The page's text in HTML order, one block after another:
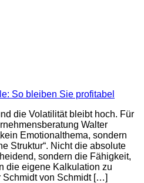
So bleiben Sie profitabel
die Volatilität bleibt hoch. Für
Walter
Emotionalthema, sondern
Struktur“. Nicht die absolute
sondern die Fähigkeit,
die eigene Kalkulation zu
Schmidt von Schmidt […]